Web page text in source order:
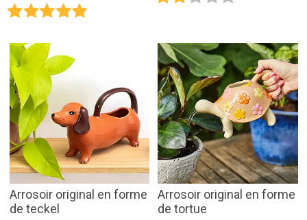
Arrosoir original en forme
de teckel
Arrosoir original en forme
de tortue